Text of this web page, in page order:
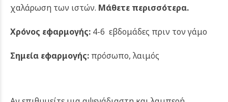
χαλάρωση των ιστών. Μάθετε περισσότερα.
Χρόνος εφαρμογής: 4-6 εβδομάδες πριν τον γάμο
Σημεία εφαρμογής: πρόσωπο, λαιμός